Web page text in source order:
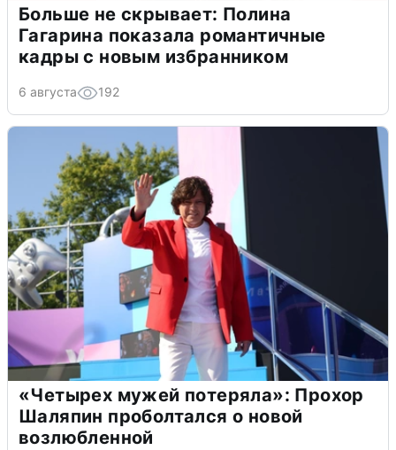
Больше не скрывает: Полина
Гагарина показала романтичные
кадры с новым избранником
6 августа 192
«Четырех мужей потеряла»: Прохор
Шаляпин проболтался о новой
возлюбленной